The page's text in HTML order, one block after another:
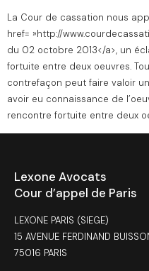
La Cour de cassation nous
href= »http://
du 02 octobre 2013</a>, un
fortuite entre deux oeuvres.
contrefaçon peut faire valoir
avoir eu connaissance de
rencontre fortuite entre deux
Lexone Avocats
Cour d’appel de Paris
LEXONE PARIS (SIEGE)
15 AVENUE FERDINAND
75016 PARIS